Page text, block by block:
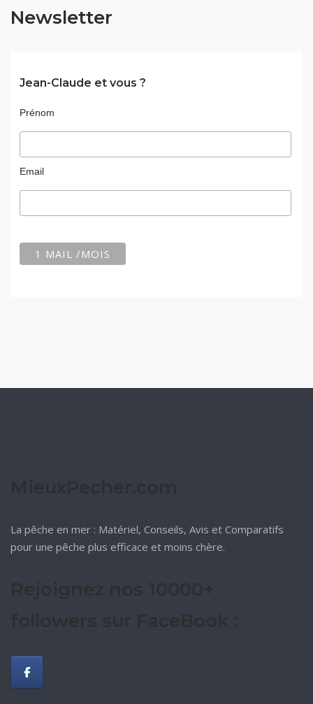
Newsletter
Jean-Claude et vous ?
Prénom
Email
La pêche en mer : Matériel, Conseils, Avis et Comparatifs
pour une pêche plus efficace et moins chère.